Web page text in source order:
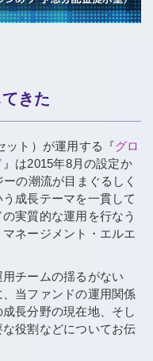
きた
ット）が運用する『グロ
』は2015年8月の設定か
の潮流が目まぐるしく
成長テーマを一貫して
実質的な運用を行なう
ネージメント・エルエ
チームの揺るがない
、当ファンドの運用関係
長分野の現在地、そし
役割などについてお伝